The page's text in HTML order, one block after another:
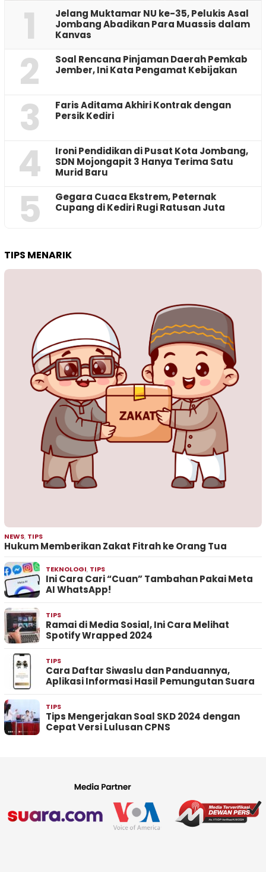
1
Jelang Muktamar NU ke-35, Pelukis Asal
Jombang Abadikan Para Muassis dalam
Kanvas
2
‎Soal Rencana Pinjaman Daerah Pemkab
Jember, Ini Kata Pengamat Kebijakan ‎
3
Faris Aditama Akhiri Kontrak dengan
Persik Kediri
4
Ironi Pendidikan di Pusat Kota Jombang,
SDN Mojongapit 3 Hanya Terima Satu
Murid Baru
5
‎Gegara Cuaca Ekstrem, Peternak
Cupang di Kediri Rugi Ratusan Juta
TIPS MENARIK
NEWS, TIPS
Hukum Memberikan Zakat Fitrah ke Orang Tua
TEKNOLOGI, TIPS
Ini Cara Cari “Cuan” Tambahan Pakai Meta
AI WhatsApp!
TIPS
Ramai di Media Sosial, Ini Cara Melihat
Spotify Wrapped 2024
TIPS
Cara Daftar Siwaslu dan Panduannya,
Aplikasi Informasi Hasil Pemungutan Suara
TIPS
Tips Mengerjakan Soal SKD 2024 dengan
Cepat Versi Lulusan CPNS